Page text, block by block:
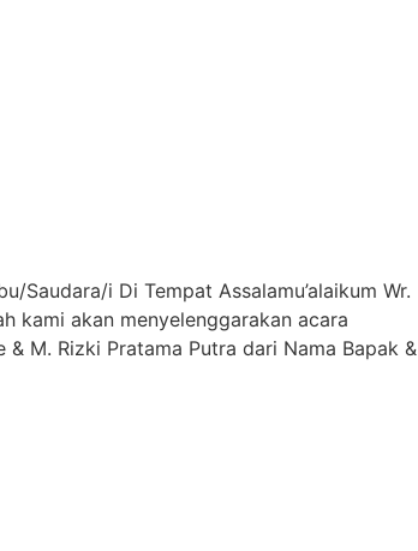
Saudara/i Di Tempat Assalamu’alaikum Wr.
kami akan menyelenggarakan acara
M. Rizki Pratama Putra dari Nama Bapak &